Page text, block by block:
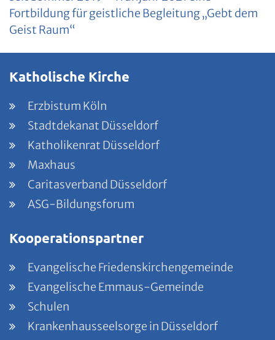
Fortbildung für geistliche Begleitung „Gebt dem
Geist Raum“
Katholische Kirche
Erzbistum Köln
Stadtdekanat Düsseldorf
Katholikenrat Düsseldorf
Maxhaus
Caritasverband Düsseldorf
ASG-Bildungsforum
Kooperationspartner
Evangelische Friedenskirchengemeinde
Evangelische Emmaus-Gemeinde
Schulen
Krankenhausseelsorge in Düsseldorf